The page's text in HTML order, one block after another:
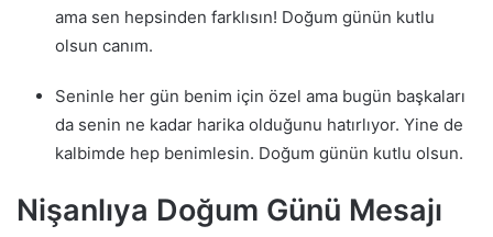
ama sen hepsinden farklısın! Doğum günün kutlu
olsun canım.
Seninle her gün benim için özel ama bugün başkaları
da senin ne kadar harika olduğunu hatırlıyor. Yine de
kalbimde hep benimlesin. Doğum günün kutlu olsun.
Nişanlıya Doğum Günü Mesajı